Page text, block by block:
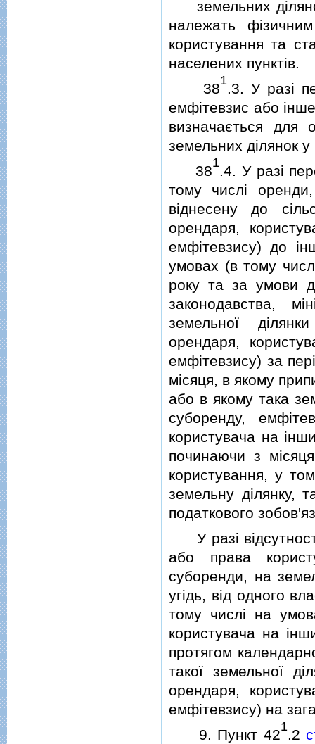
земельних
належать
користування та
населених пунктiв.
381.3. У разi
емфiтевзис або iнше
визначається для
земельних дiлянок
381.4. У разi
тому числi
вiднесену до
орендаря,
емфiтевзису) до
умовах (в тому
року та за умови
законодавства,
земельної
орендаря,
емфiтевзису) за
мiсяця, в якому
або в якому така
суборенду,
користувача на
починаючи з
користування, у
земельну дiлянку,
податкового
У разi вiдсутностi
або права
суборенди, на
угiдь, вiд одного
тому числi на
користувача на
протягом
такої земельної
орендаря,
емфiтевзису) на
9. Пункт 421.2